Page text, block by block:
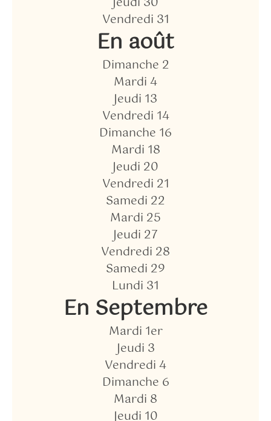
Vendredi 31
En août
Dimanche 2
Mardi 4
Jeudi 13
Vendredi 14
Dimanche 16
Mardi 18
Jeudi 20
Vendredi 21
Samedi 22
Mardi 25
Jeudi 27
Vendredi 28
Samedi 29
Lundi 31
En Septembre
Mardi 1er
Jeudi 3
Vendredi 4
Dimanche 6
Mardi 8
Jeudi 10